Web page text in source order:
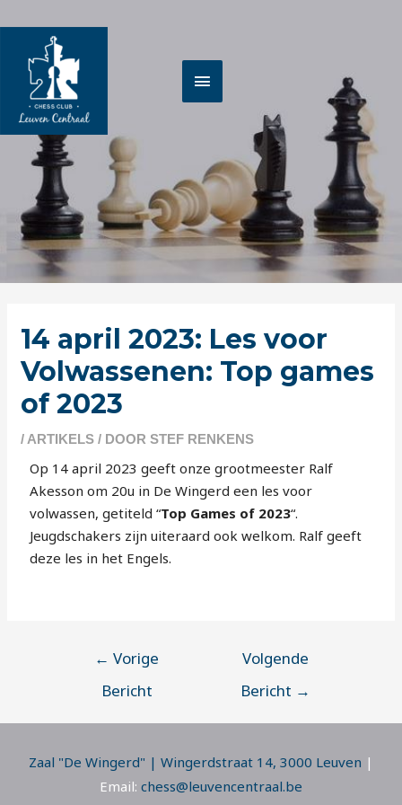
naar
inhoud
14 april 2023: Les voor
Volwassenen: Top games
of 2023
/ ARTIKELS / DOORSTEF RENKENS
Op 14 april 2023 geeft onze grootmeester Ralf
Akesson om 20u in De Wingerd een les voor
volwassen, getiteld “Top Games of 2023“.
Jeugdschakers zijn uiteraard ook welkom. Ralf geeft
deze les in het Engels.
← Vorige
Bericht
Volgende
Bericht →
Zaal "De Wingerd" | Wingerdstraat 14, 3000 Leuven |
Email: chess@leuvencentraal.be